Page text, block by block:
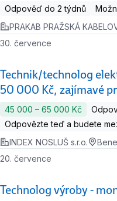
Odpověď do 2 týdnů
PRAKAB PRAŽSKÁ
Technik/technolog
50 000 Kč, zajímavé
30. července
45 000 ‍–‍ 65 000 Kč
Odpovězte teď a budete
INDEX NOSLUŠ s.r.o.
Technolog výroby -
20. července